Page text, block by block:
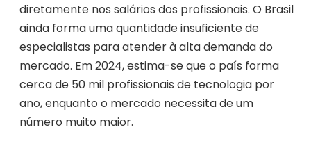
diretamente nos salários dos profissionais. O Brasil
ainda forma uma quantidade insuficiente de
especialistas para atender à alta demanda do
mercado. Em 2024, estima-se que o país forma
cerca de 50 mil profissionais de tecnologia por
ano, enquanto o mercado necessita de um
número muito maior.